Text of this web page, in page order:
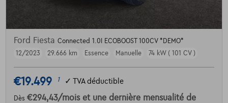
Ford Fiesta Connected 1.0I ECOBOOST 100CV *DEMO*
12/2023
29.666 km Essence Manuelle 74 kW ( 101 CV )
€19.499 1 ✓ TVA déductible
Dès €294,43/mois et une dernière mensualité de